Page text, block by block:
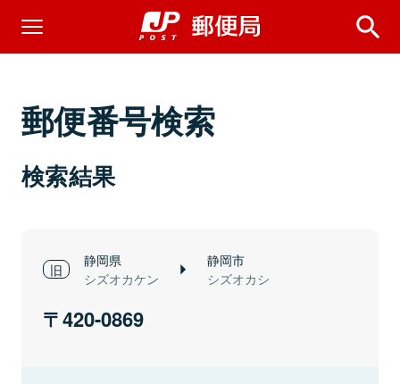
郵便番号検索
検索結果
静岡県
シズオカケン
静岡市
シズオカシ
420-0869